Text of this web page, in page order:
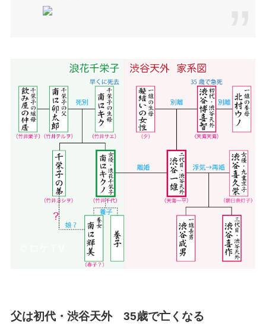
父は初代・渋谷天外 35歳で亡くなる